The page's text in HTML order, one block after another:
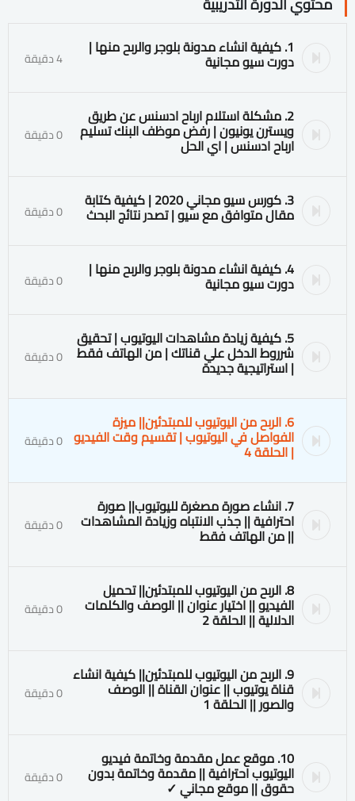
1. كيفية انشاء مدونة بلوجر والربح منها |
دورت سيو مجانية 4 دقيقة
2. مشكلة استلام ارباح ادسنس عن طريق
ويسترن يونيون | رفض موظف البنك تسليم
ارباح ادسنس | اي الحل 0 دقيقة
3. كورس سيو مجاني 2020 | كيفية كتابة
مقال متوافق مع سيو | تصدر نتائج البحث 0 دقيقة
4. كيفية انشاء مدونة بلوجر والربح منها |
دورت سيو مجانية 0 دقيقة
5. كيفية زيادة مشاهدات اليوتيوب | تحقيق
شرروط الدخل علي قناتك | من الهاتف فقط
| استراتيجية جديدة 0 دقيقة
6. الربح من اليوتيوب للمبتدئين|| ميزة
الفواصل في اليوتيوب | تقسيم وقت الفيديو
| الحلقة 4 0 دقيقة
7. انشاء صورة مصغرة لليوتيوب|| صورة
احترافية || جذب الانتباه وزيادة المشاهدات
|| من الهاتف فقط 0 دقيقة
8. الربح من اليوتيوب للمبتدئين|| تحميل
الفيديو || اختيار عنوان || الوصف والكلمات
الدلالية || الحلقة 2 0 دقيقة
9. الربح من اليوتيوب للمبتدئين|| كيفية انشاء
قناة يوتيوب || عنوان القناة || الوصف
والصور || الحلقة 1 0 دقيقة
10. موقع عمل مقدمة وخاتمة فيديو
اليوتيوب احترافية || مقدمة وخاتمة بدون
حقوق || موقع مجاني ✓ 0 دقيقة